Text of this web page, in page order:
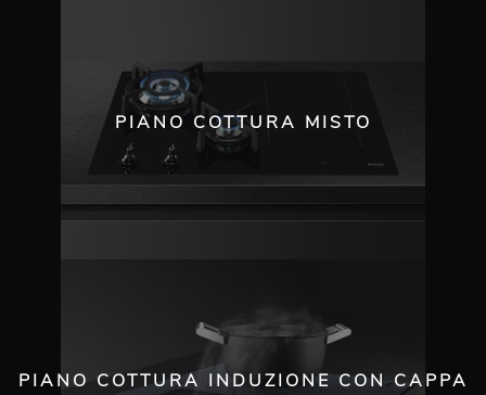
PIANO COTTURA MISTO
PIANO COTTURA INDUZIONE CON CAPPA